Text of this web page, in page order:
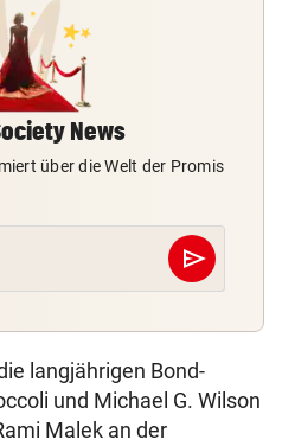
News
über die Welt der Promis
send
Abschicken
langjährigen Bond-
und Michael G. Wilson
Malek an der